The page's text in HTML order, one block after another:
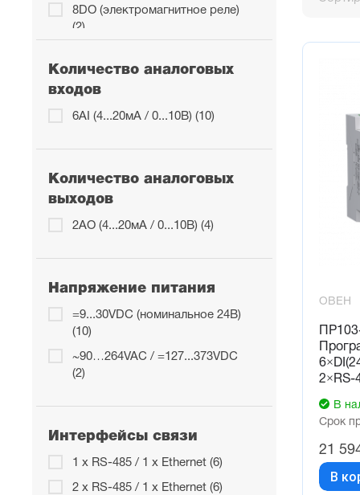
8DO (электромагнитное реле)
(2)
Количество аналоговых
входов
6AI (4...20мА / 0...10В) (10)
Количество аналоговых
выходов
2AO (4...20мА / 0...10В) (4)
Напряжение питания
=9...30VDC (номинальное 24В)
(10)
~90…264VAC / =127...373VDC
(2)
Интерфейсы связи
1 х RS-485 / 1 x Ethernet (6)
2 х RS-485 / 1 x Ethernet (6)
До 4
До 6
До 18
До 2
До 2-х
ОВЕН
2×RS-
В
Срок
21
В